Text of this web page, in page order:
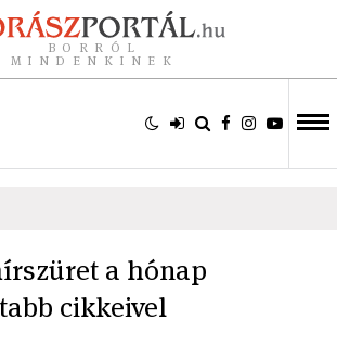
BORRÓL
MINDENKINEK
a hónap
cikkeivel